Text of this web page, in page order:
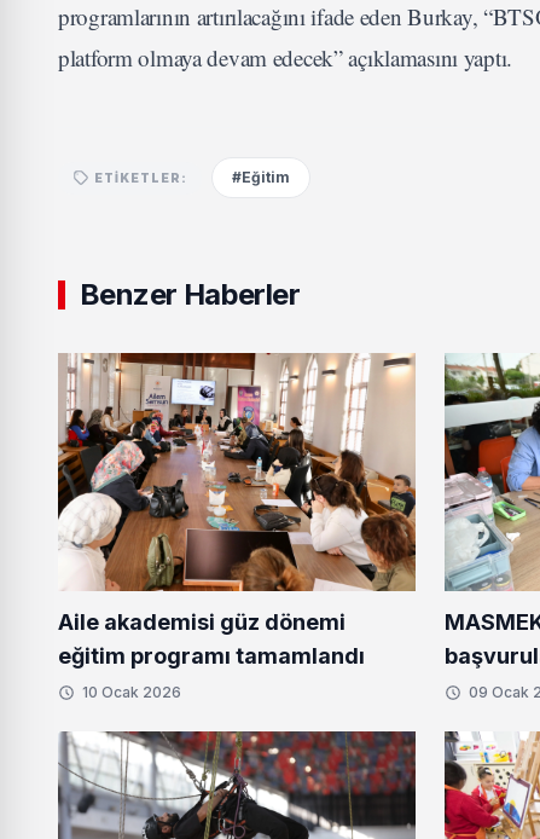
programlarının artırılacağını ifade eden Burkay,
platform olmaya devam edecek” açıklamasını yaptı.
ETIKETLER: #Eğitim
Benzer Haberler
Aile akademisi güz dönemi
eğitim programı tamamlandı
10 Ocak 2026 09 Ocak